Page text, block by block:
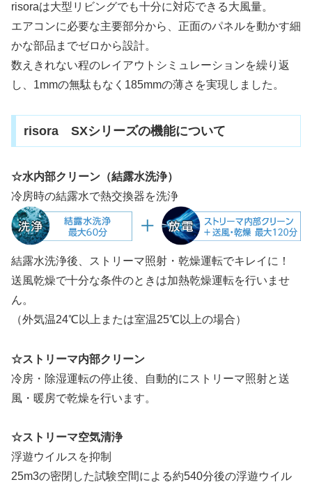
risoraは大型リビングでも十分に対応できる大風量。
エアコンに必要な主要部分から、正面のパネルを動かす細
かな部品までゼロから設計。
数えきれない程のレイアウトシミュレーションを繰り返
し、1mmの無駄もなく185mmの薄さを実現しました。
risora SXシリーズの機能について
☆水内部クリーン（結露水洗浄）
冷房時の結露水で熱交換器を洗浄
結露水洗浄後、ストリーマ照射・乾燥運転でキレイに！
送風乾燥で十分な条件のときは加熱乾燥運転を行いませ
ん。
（外気温24℃以上または室温25℃以上の場合）
☆ストリーマ内部クリーン
冷房・除湿運転の停止後、自動的にストリーマ照射と送
風・暖房で乾燥を行います。
☆ストリーマ空気清浄
浮遊ウイルスを抑制
25m3の密閉した試験空間による約540分後の浮遊ウイル